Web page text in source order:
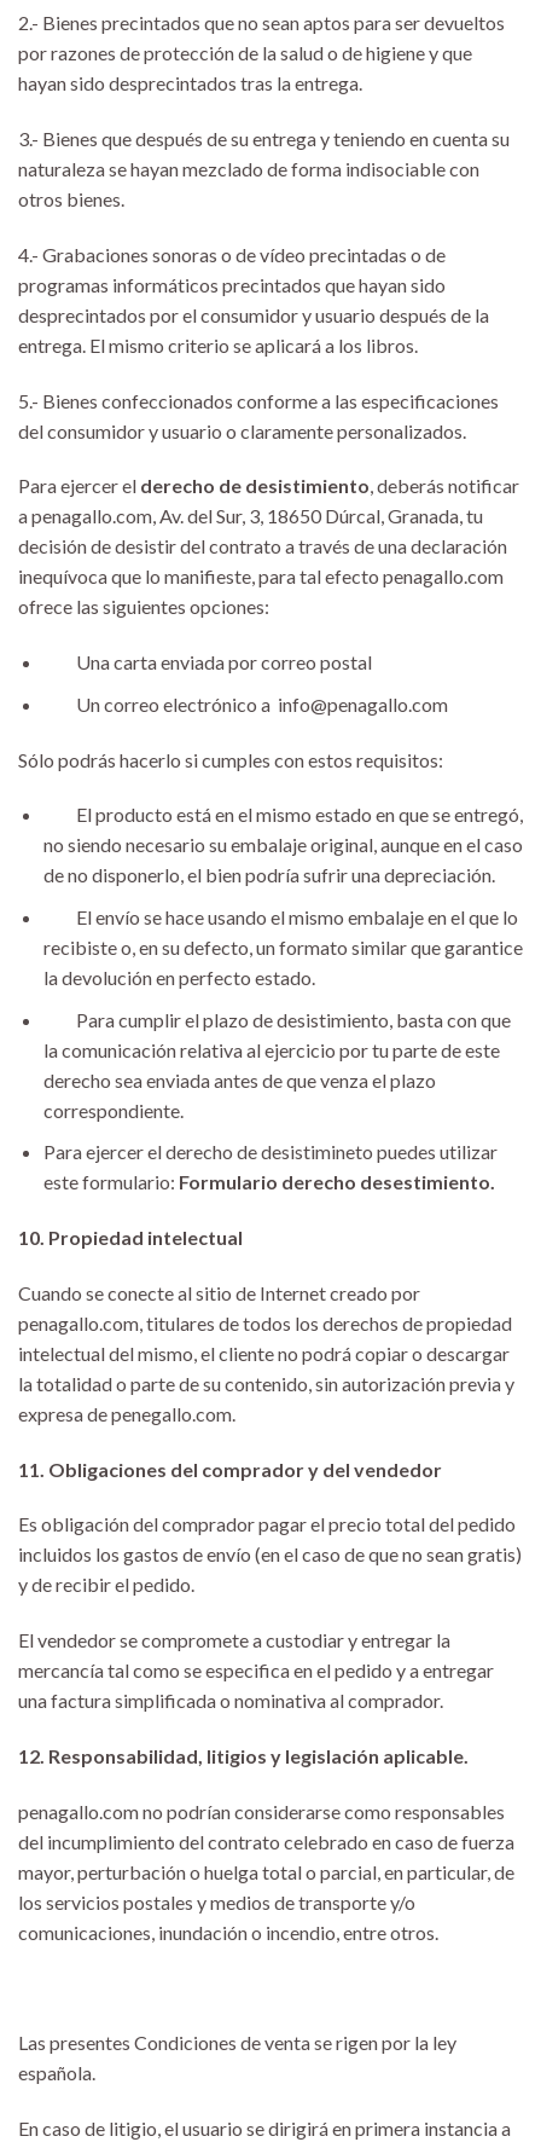
2.- Bienes precintados que no sean aptos para ser devueltos
por razones de protección de la salud o de higiene y que
hayan sido desprecintados tras la entrega.
3.- Bienes que después de su entrega y teniendo en cuenta su
naturaleza se hayan mezclado de forma indisociable con
otros bienes.
4.- Grabaciones sonoras o de vídeo precintadas o de
programas informáticos precintados que hayan sido
desprecintados por el consumidor y usuario después de la
entrega. El mismo criterio se aplicará a los libros.
5.- Bienes confeccionados conforme a las especificaciones
del consumidor y usuario o claramente personalizados.
Para ejercer el derecho de desistimiento, deberás notificar
a penagallo.com, Av. del Sur, 3, 18650 Dúrcal, Granada, tu
decisión de desistir del contrato a través de una declaración
inequívoca que lo manifieste, para tal efecto penagallo.com
ofrece las siguientes opciones:
Una carta enviada por correo postal
Un correo electrónico a info@penagallo.com
Sólo podrás hacerlo si cumples con estos requisitos:
El producto está en el mismo estado en que se entregó,
no siendo necesario su embalaje original, aunque en el caso
de no disponerlo, el bien podría sufrir una depreciación.
El envío se hace usando el mismo embalaje en el que lo
recibiste o, en su defecto, un formato similar que garantice
la devolución en perfecto estado.
Para cumplir el plazo de desistimiento, basta con que
la comunicación relativa al ejercicio por tu parte de este
derecho sea enviada antes de que venza el plazo
correspondiente.
Para ejercer el derecho de desistimineto puedes utilizar
este formulario: Formulario derecho desestimiento.
10. Propiedad intelectual
Cuando se conecte al sitio de Internet creado por
penagallo.com, titulares de todos los derechos de propiedad
intelectual del mismo, el cliente no podrá copiar o descargar
la totalidad o parte de su contenido, sin autorización previa y
expresa de penegallo.com.
11. Obligaciones del comprador y del vendedor
Es obligación del comprador pagar el precio total del pedido
incluidos los gastos de envío (en el caso de que no sean gratis)
y de recibir el pedido.
El vendedor se compromete a custodiar y entregar la
mercancía tal como se especifica en el pedido y a entregar
una factura simplificada o nominativa al comprador.
12. Responsabilidad, litigios y legislación aplicable.
penagallo.com no podrían considerarse como responsables
del incumplimiento del contrato celebrado en caso de fuerza
mayor, perturbación o huelga total o parcial, en particular, de
los servicios postales y medios de transporte y/o
comunicaciones, inundación o incendio, entre otros.
Las presentes Condiciones de venta se rigen por la ley
española.
En caso de litigio, el usuario se dirigirá en primera instancia a